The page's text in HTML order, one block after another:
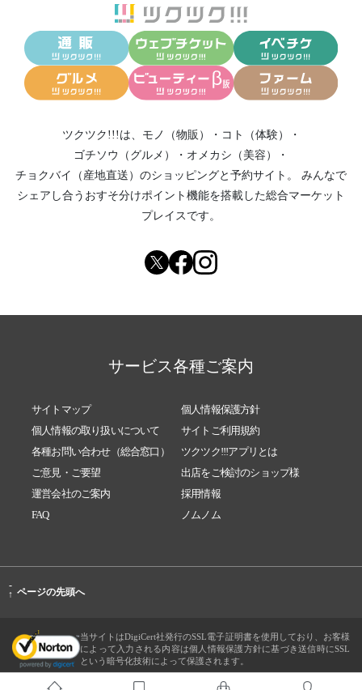
ツクツク!!!は、 モノ（物販） ・ コト（体験）
・
ゴチソウ（グルメ）
・ オメカシ（美容）
・
チョクバイ（産地直送） のショッピングと予約サイト。
みんなで
シェアし合う おすそ分けポイント機能を搭載した総合マーケット
プレイスです。
サービス各種ご案内
サイトマップ
個人情報保護方針
個人情報の取り扱いについて
サイトご利用規約
各種お問い合わせ（総合窓口）
ツクツク!!!アプリとは
ご意見・ご要望
出店をご検討のショップ様
運営会社のご案内
採用情報
FAQ
ノムノム
-
↑ ページの先頭へ
当サイトはDigiCert社発行のSSL電子証明書を使用しており、お客様
によって入力される内容は個人情報保護方針に基づき送信時にSSL
という暗号化技術によって保護されます。